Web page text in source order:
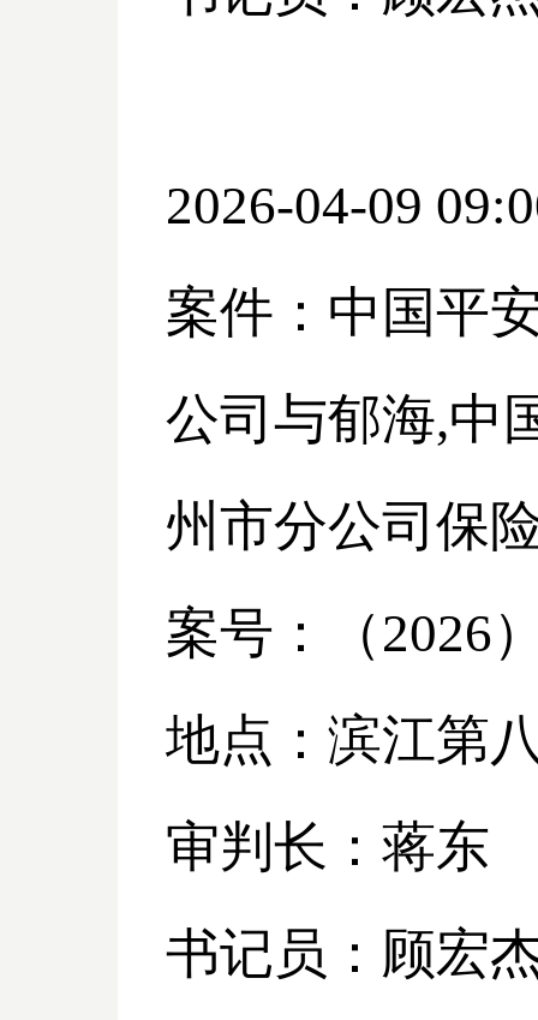
2026-04-09
案件：中国平
公司与郁海,中
州市分公司保
案号：（2026
地点：滨江第
审判长：蒋东
书记员：顾宏